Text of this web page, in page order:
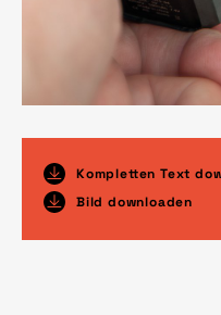
Kompletten Text
Bild downloaden